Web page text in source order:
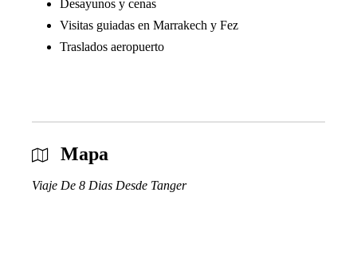
Desayunos y cenas
Visitas guiadas en Marrakech y Fez
Traslados aeropuerto
Mapa
Viaje De 8 Dias Desde Tanger